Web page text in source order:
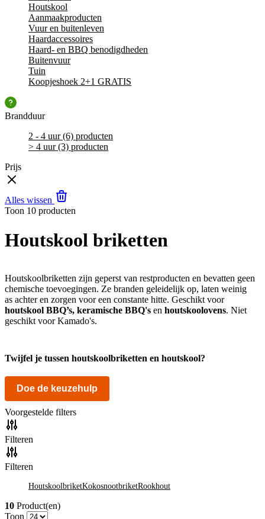
Houtskool
Aanmaakproducten
Vuur en buitenleven
Haardaccessoires
Haard- en BBQ benodigdheden
Buitenvuur
Tuin
Koopjeshoek 2+1 GRATIS
Brandduur
2 - 4 uur (6) producten
> 4 uur(3) producten
Prijs
Alles wissen
Toon 10 producten
Houtskool briketten
Houtskoolbriketten zijn geperst van restproducten en bevatten geen
chemische toevoegingen. Ze branden geleidelijk op, laten weinig
as achter en zorgen voor een constante hitte. Geschikt voor
houtskool BBQ’s, keramische BBQ's en houtskoolovens. Niet
geschikt voor Kamado's.
Twijfel je tussen houtskoolbriketten en houtskool?
Doe de keuzehulp
Voorgestelde filters
Filteren
Filteren
HoutskoolbriketKokosnootbriketRookhout
10 Product(en)
Toon